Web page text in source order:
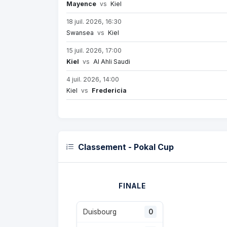
Mayence vs Kiel
18 juil. 2026, 16:30
Swansea vs Kiel
15 juil. 2026, 17:00
Kiel vs Al Ahli Saudi
4 juil. 2026, 14:00
Kiel vs Fredericia
Classement - Pokal Cup
FINALE
Duisbourg 0